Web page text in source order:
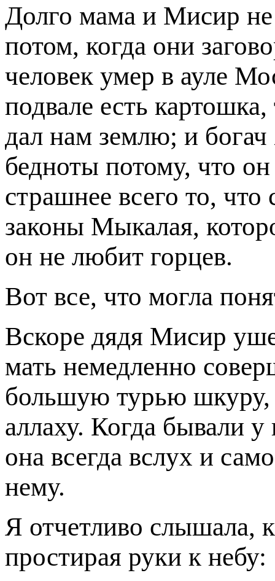
Долго мама и Мисир не
потом, когда они
человек умер в ауле
подвале есть
дал нам землю; и
бедноты потому, что
страшнее всего то,
законы Мыкалая,
он не любит горцев.
Вот все, что могла
Вскоре дядя Мисир
мать немедленно
большую турью шкуру,
аллаху. Когда бывали
она всегда вслух и
нему.
Я отчетливо слышала,
простирая руки к небу: